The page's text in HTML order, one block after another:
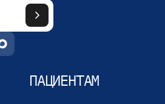
ПАЦИЕНТАМ